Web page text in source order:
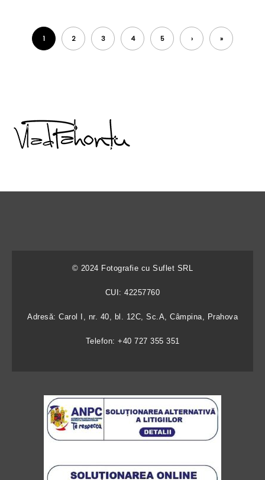
1 2 3 4 5 › »
© 2024 Fotografie cu Suflet SRL
CUI: 42257760
Adresă: Carol I, nr. 40, bl. 12C, Sc.A, Câmpina, Prahova
Telefon: +40 727 355 351